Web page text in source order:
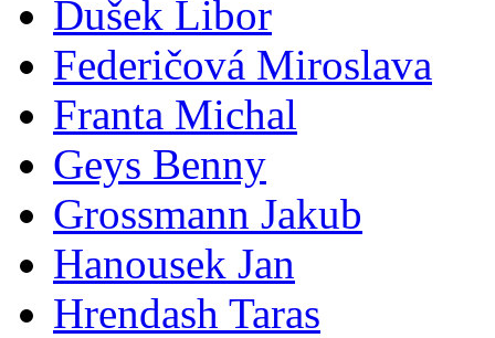
Dušek Libor
Federičová Miroslava
Franta Michal
Geys Benny
Grossmann Jakub
Hanousek Jan
Hrendash Taras